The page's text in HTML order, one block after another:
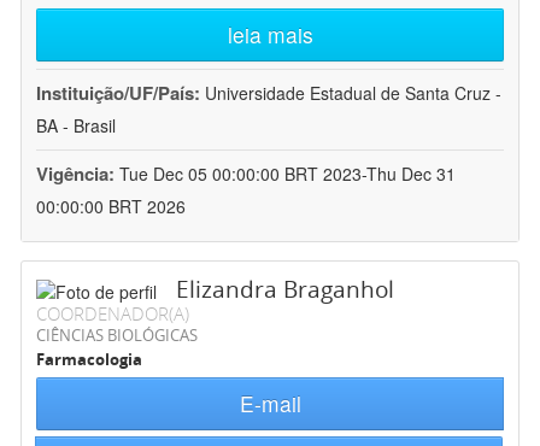
leia mais
Instituição/UF/País: Universidade Estadual de Santa Cruz -
BA - Brasil
Vigência: Tue Dec 05 00:00:00 BRT 2023-Thu Dec 31
00:00:00 BRT 2026
Elizandra Braganhol
COORDENADOR(A)
CIÊNCIAS BIOLÓGICAS
Farmacologia
E-mail